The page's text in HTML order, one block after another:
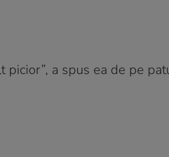
a spus ea de pe